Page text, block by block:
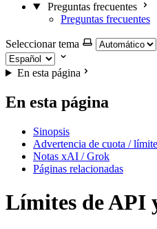
Preguntas frecuentes
Preguntas frecuentes
Seleccionar tema
En esta página
En esta página
Sinopsis
Advertencia de cuota /
Notas xAI / Grok
Páginas relacionadas
Límites de API